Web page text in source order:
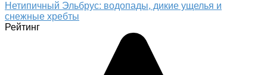
Нетипичный Эльбрус: водопады, дикие ущелья и
снежные хребты
Рейтинг